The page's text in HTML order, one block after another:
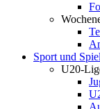
Sport und
U20-